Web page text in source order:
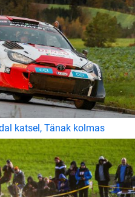
katsel, Tänak kolmas